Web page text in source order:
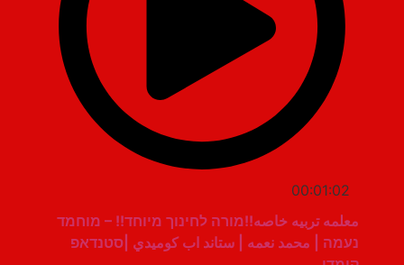
00:01:02
معلمه تربيه خاصه!!מורה לחינוך מיוחד!! – מוחמד
נעמה | محمد نعمه | ستاند اب كوميدي |סטנדאפ